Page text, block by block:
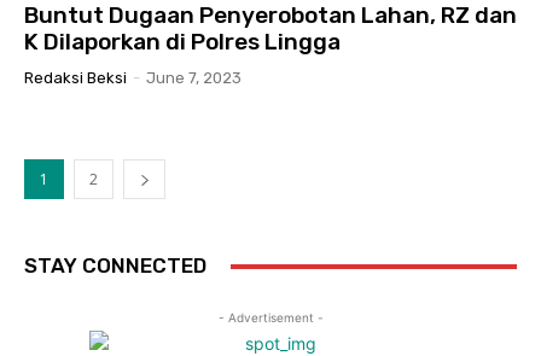
Buntut Dugaan Penyerobotan Lahan, RZ dan
K Dilaporkan di Polres Lingga
Redaksi Beksi - June 7, 2023
1 2
STAY CONNECTED
- Advertisement -